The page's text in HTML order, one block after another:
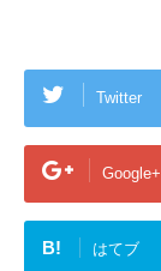
Twitter
Google+
B! はてブ